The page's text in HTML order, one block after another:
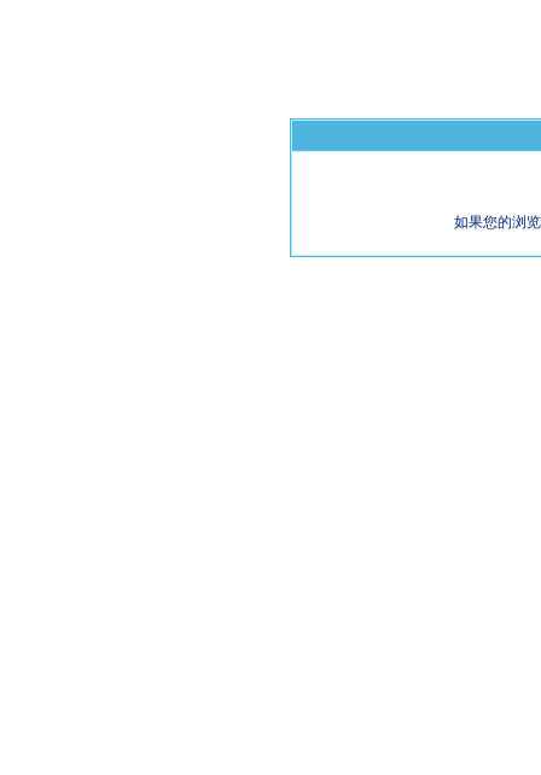
如果您的浏